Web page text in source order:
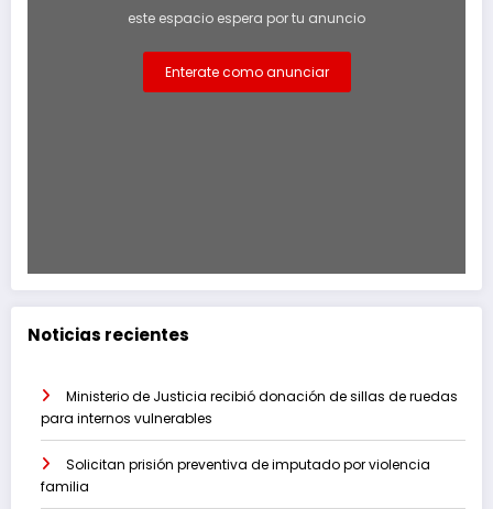
este espacio espera por tu anuncio
Enterate como anunciar
Noticias recientes
Ministerio de Justicia recibió donación de sillas de ruedas
para internos vulnerables
Solicitan prisión preventiva de imputado por violencia
familia